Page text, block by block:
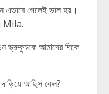
এভাবে গেলেই ভাল হয়।
Mila.
ভ্রুকুচকে আমাদের দিকে
আছিস কেন?